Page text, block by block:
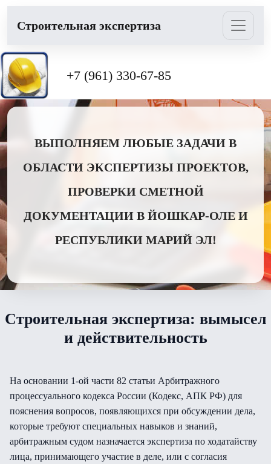
Cтроительная экспертиза
+7 (961) 330-67-85
ВЫПОЛНЯЕМ ЛЮБЫЕ ЗАДАЧИ В
ОБЛАСТИ ЭКСПЕРТИЗЫ ПРОЕКТОВ,
ПРОВЕРКИ СМЕТНОЙ
ДОКУМЕНТАЦИИ В ЙОШКАР-ОЛЕ И
РЕСПУБЛИКИ МАРИЙ ЭЛ!
Строительная экспертиза: вымысел
и действительность
На основании 1-ой части 82 статьи Арбитражного
процессуального кодекса России (Кодекс, АПК РФ) для
пояснения вопросов, появляющихся при обсуждении дела,
которые требуют специальных навыков и знаний,
арбитражным судом назначается экспертиза по ходатайству
лица, принимающего участие в деле, или с согласия